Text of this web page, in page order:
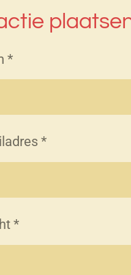
*
*
*